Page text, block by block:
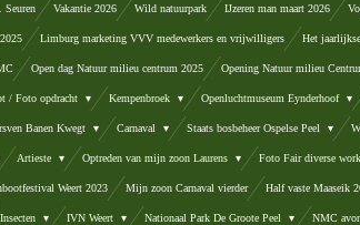
Seuren Vakantie 2026 Wild natuurpark IJzeren man maart 2026
Limburg marketing VVV medewerkers en vrijwilligers Het
Open dag Natuur milieu centrum 2025 Opening Natuur milieu
/ Foto opdracht Kempenbroek Openluchtmuseum Eynderhoof
Banen Kwegt Carnaval Staats bosbeheer Ospelse Peel
Artieste Optreden van mijn zoon Laurens Foto Fair diverse
Weert 2023 Mijn zoon Carnaval vierder Half vaste Maaseik
Insecten IVN Weert Nationaal Park De Groote Peel NMC